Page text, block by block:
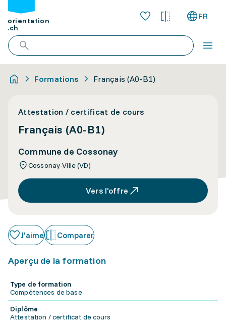
orientation
.ch
FR
Formations Français (A0-B1)
Attestation / certificat de cours
Français (A0-B1)
Commune de Cossonay
Cossonay-Ville (VD)
Vers l’offre
J'aime Comparer
Aperçu de la formation
Type de formation
Compétences de base
Diplôme
Attestation / certificat de cours